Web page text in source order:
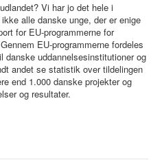
Vi har jo det hele i
alle danske unge, der er enige
for EU-programmerne for
EU-programmerne fordeles
danske uddannelsesinstitutioner og
andet se statistik over tildelingen
end 1.000 danske projekter og
og resultater.